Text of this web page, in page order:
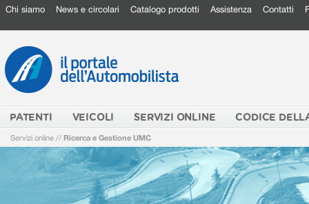
Chi siamo News e circolari Catalogo prodotti Assistenza Contatti
PATENTI VEICOLI SERVIZI ONLINE CODICE
Servizi online // Ricerca e Gestione UMC